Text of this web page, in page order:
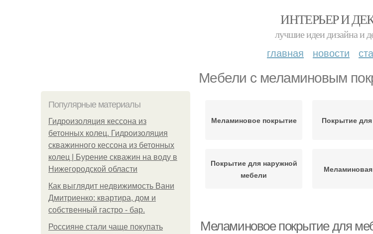
ИНТЕРЬЕР И
лучшие идеи дизайна и
главная новости
Мебели с меламиновым
Популярные материалы
Гидроизоляция кессона из
бетонных колец. Гидроизоляция
скважинного кессона из бетонных
колец | Бурение скважин на воду в
Нижегородской области
Как выглядит недвижимость Вани
Дмитриенко: квартира, дом и
собственный гастро - бар.
Россияне стали чаще покупать
Меламиновое покрытие Покрытие
Покрытие для наружной
мебели
Меламиновая
Меламиновое покрытие для